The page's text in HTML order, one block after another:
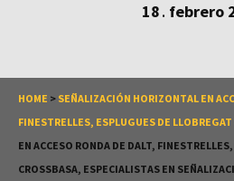
18 . febrero
HOME > SEÑALIZACIÓN HORIZONTAL EN
FINESTRELLES, ESPLUGUES DE LLOBREGAT
EN ACCESO RONDA DE DALT,
CROSSBASA, ESPECIALISTAS EN